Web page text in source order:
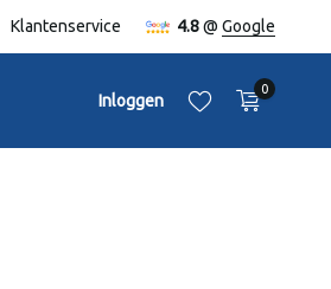
Klantenservice 4.8@ Google
Inloggen
0